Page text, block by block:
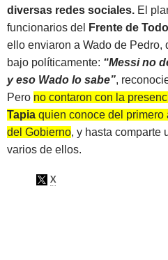
diversas redes sociales. El
funcionarios del
Frente de
ello enviaron a Wado de Pedro,
bajo políticamente: “Messi no
y eso Wado lo sabe”,
Pero no contaron con la
Tapia quien conoce del
del Gobierno, y hasta comparte
varios de ellos.